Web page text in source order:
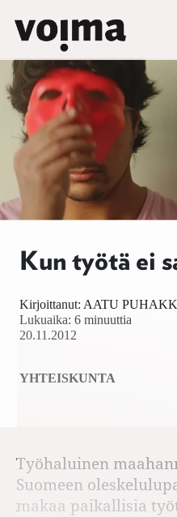
Siirry sisältöön
Päävalikko
Kun työtä ei
20.11.2012
Kirjoittanut: AATU
Lukuaika: 6 minuuttia
YHTEISKUNTA
Työhaluinen
Suomeen
makaa paikallisia